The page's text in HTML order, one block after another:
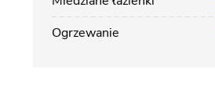
Ogrzewanie